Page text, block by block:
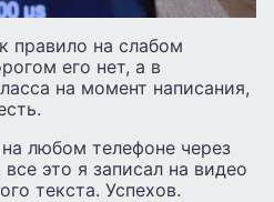
правило на слабом
его нет, а в
на момент написания,
любом телефоне через
это я записал на видео
текста. Успехов.